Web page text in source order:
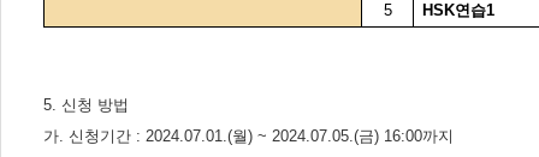
5
HSK연습1
5. 신청 방법
가. 신청기간 : 2024.07.01.(월) ~ 2024.07.05.(금) 16:00까지